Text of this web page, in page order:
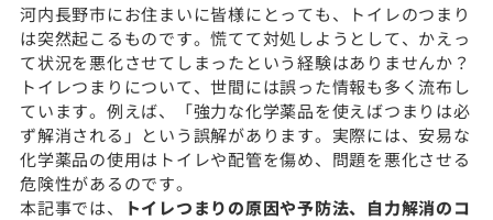
河内長野市にお住まいに皆様にとっても、トイレのつまり
は突然起こるものです。慌てて対処しようとして、かえっ
て状況を悪化させてしまったという経験はありませんか？
トイレつまりについて、世間には誤った情報も多く流布し
ています。例えば、「強力な化学薬品を使えばつまりは必
ず解消される」という誤解があります。実際には、安易な
化学薬品の使用はトイレや配管を傷め、問題を悪化させる
危険性があるのです。
本記事では、
トイレつまりの原因や予防法、自力解消のコ